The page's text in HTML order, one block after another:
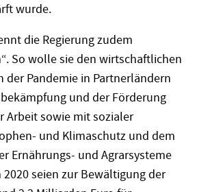
wurde.
die Regierung zudem
So wolle sie den wirtschaftlichen
der Pandemie in Partnerländern
und der Förderung
Arbeit sowie mit sozialer
und Klimaschutz und dem
Ernährungs- und Agrarsysteme
seien zur Bewältigung der